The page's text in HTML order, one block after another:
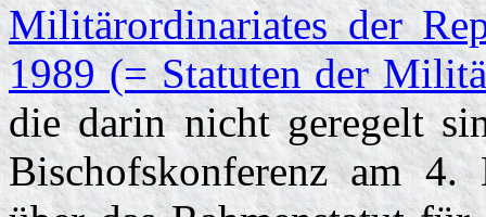
Militärordinariates der
1989 (= Statuten der
die darin nicht geregelt
Bischofskonferenz am 4.